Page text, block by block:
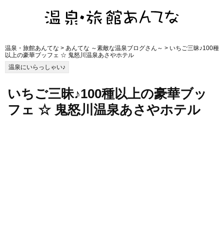
温泉・旅館あんてな > あんてな ～素敵な温泉ブログさん～ > いちご三昧♪100種
以上の豪華ブッフェ ☆ 鬼怒川温泉あさやホテル
温泉にいらっしゃい♪
いちご三昧♪100種以上の豪華ブッ
フェ ☆ 鬼怒川温泉あさやホテル